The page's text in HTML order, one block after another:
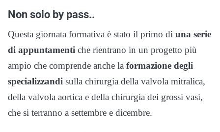
Non solo by pass..
Questa giornata formativa è stato il primo di una serie
di appuntamenti che rientrano in un progetto più
ampio che comprende anche la formazione degli
specializzandi sulla chirurgia della valvola mitralica,
della valvola aortica e della chirurgia dei grossi vasi,
che si terranno a settembre e dicembre.